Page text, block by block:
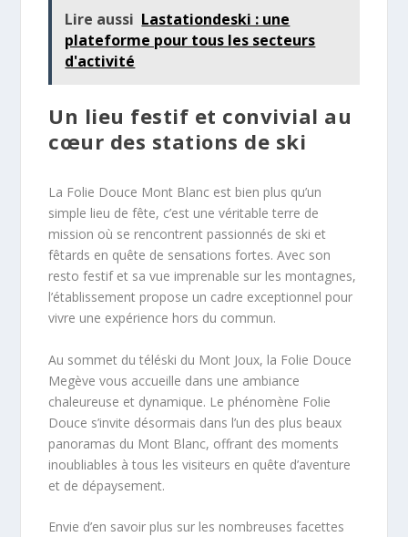
Lire aussi Lastationdeski : une
plateforme pour tous les secteurs
d'activité
Un lieu festif et convivial au
cœur des stations de ski
La Folie Douce Mont Blanc est bien plus qu’un
simple lieu de fête, c’est une véritable terre de
mission où se rencontrent passionnés de ski et
fêtards en quête de sensations fortes. Avec son
resto festif et sa vue imprenable sur les montagnes,
l’établissement propose un cadre exceptionnel pour
vivre une expérience hors du commun.
Au sommet du téléski du Mont Joux, la Folie Douce
Megève vous accueille dans une ambiance
chaleureuse et dynamique. Le phénomène Folie
Douce s’invite désormais dans l’un des plus beaux
panoramas du Mont Blanc, offrant des moments
inoubliables à tous les visiteurs en quête d’aventure
et de dépaysement.
Envie d’en savoir plus sur les nombreuses facettes